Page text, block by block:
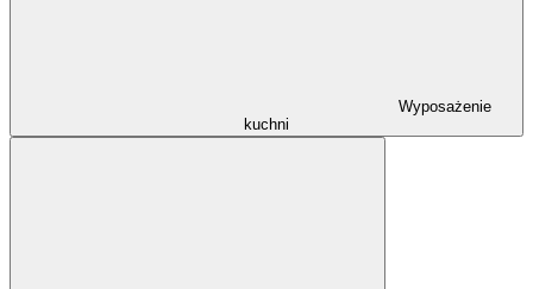
Wyposażenie
kuchni